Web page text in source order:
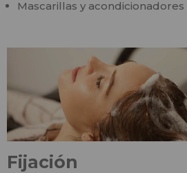
Mascarillas y acondicionadores
Fijación